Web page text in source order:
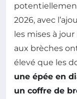
2026, avec
les mises à
aux brèches
élevé que les
une épée en
un coffre de